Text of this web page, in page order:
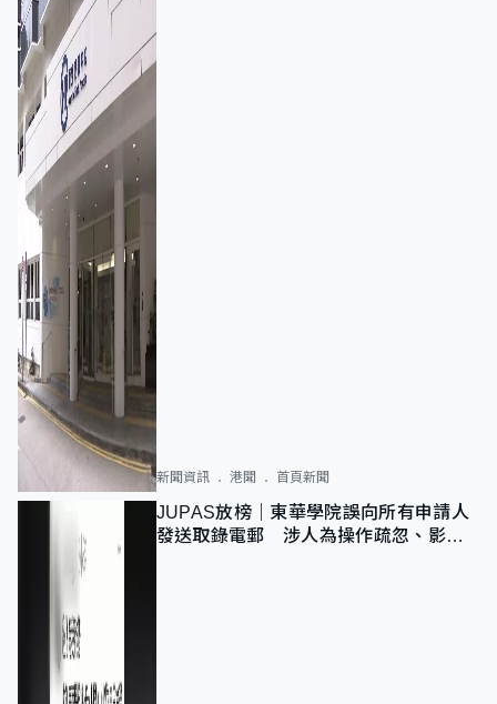
新聞資訊 港聞 首頁新聞
JUPAS放榜｜東華學院誤向所有申請人
發送取錄電郵 涉人為操作疏忽、影響